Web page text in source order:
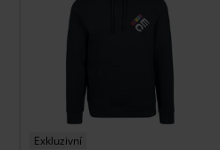
Exkluzivní